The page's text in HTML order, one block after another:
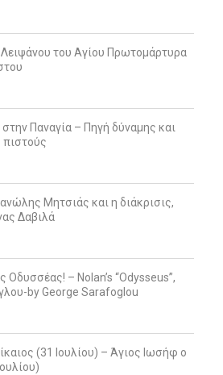
Λειψάνου του Αγίου Πρωτομάρτυρα
Παναγία – Πηγή δύναμης και
πιστούς
Μητσιάς και η διάκρισις,
Δαβιλά
Οδυσσέας! – Nolan’s “Odysseus”,
by George Sarafoglou
(31 Ιουλίου) – Άγιος Ιωσήφ ο